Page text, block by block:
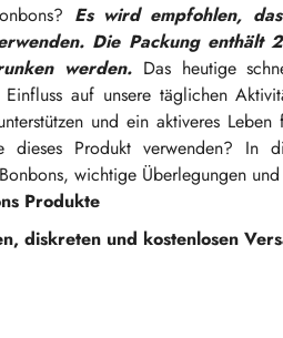
Es wird empfohlen,
Die Packung enthält
werden.Das heutige
auf unsere täglichen
und ein aktiveres
Produkt verwenden? In
wichtige Überlegungen und
Produkte
diskreten und kostenlosen